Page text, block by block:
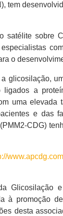
tem
sobre
o
glicosilação,
a
uma
e das
CDG)
Glicosilação
à promoção
desta